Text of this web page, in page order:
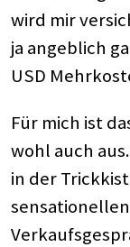
wird mir
ja angeblich
USD
Für mich ist
wohl auch
in der